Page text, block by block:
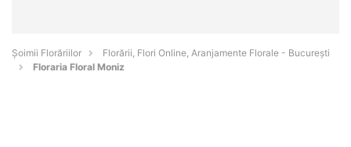
Șoimii Florăriilor
Florării, Flori Online, Aranjamente Florale - Bucureşti
Floraria Floral Moniz